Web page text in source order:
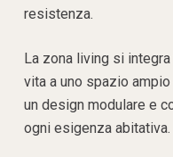
resistenza.
La zona living si
vita a uno spazio
un design modulare e
ogni esigenza abitativa.